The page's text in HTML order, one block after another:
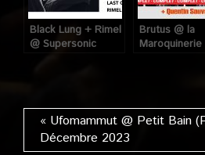
Black Lung + Rimel
@ Supersonic
Brutus @ la
Maroquinerie
« Ufomammut @ Petit Bain
Décembre 2023